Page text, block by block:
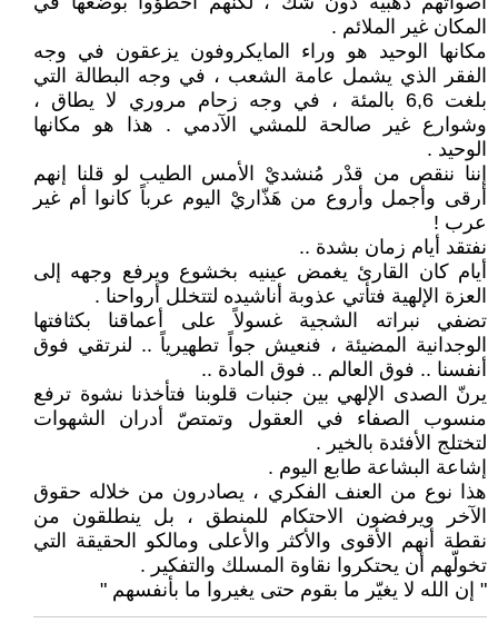
المكان غير الملائم .
مكانها الوحيد هو وراء المايكروفون يزعقون في وجه
الفقر الذي يشمل عامة الشعب ، في وجه البطالة التي
بلغت 6,6 بالمئة ، في وجه زحام مروري لا يطاق ،
وشوارع غير صالحة للمشي الآدمي . هذا هو مكانها
الوحيد .
إننا ننقص من قدْر مُنشديْ الأمس الطيب لو قلنا إنهم
أرقى وأجمل وأروع من هَذّاريْ اليوم عرباً كانوا أم غير
عرب !
نفتقد أيام زمان بشدة ..
أيام كان القارئ يغمض عينيه بخشوع ويرفع وجهه إلى
العزة الإلهية فتأتي عذوبة أناشيده لتتخلل أرواحنا .
تضفي نبراته الشجية غسولاً على أعماقنا بكثافتها
الوجدانية المضيئة ، فنعيش جواً تطهيرياً .. لنرتقي فوق
أنفسنا .. فوق العالم .. فوق المادة ..
يرنّ الصدى الإلهي بين جنبات قلوبنا فتأخذنا نشوة ترفع
منسوب الصفاء في العقول وتمتصّ أدران الشهوات
لتختلج الأفئدة بالخير .
إشاعة البشاعة طابع اليوم .
هذا نوع من العنف الفكري ، يصادرون من خلاله حقوق
الآخر ويرفضون الاحتكام للمنطق ، بل ينطلقون من
نقطة أنهم الأقوى والأكثر والأعلى ومالكو الحقيقة التي
تخولّهم أن يحتكروا نقاوة المسلك والتفكير .
" إن الله لا يغيّر ما بقوم حتى يغيروا ما بأنفسهم "